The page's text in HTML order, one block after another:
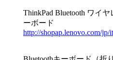
ThinkPad Bluetooth ワイ
ーボード
http://shopap.lenovo.com/